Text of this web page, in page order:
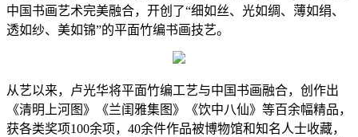
中国书画艺术完美融合，开创了“细如丝、光如绸、薄如绢、
透如纱、美如锦”的平面竹编书画技艺。
从艺以来，卢光华将平面竹编工艺与中国书画融合，创作出
《清明上河图》《兰闺雅集图》《饮中八仙》等百余幅精品，
获各类奖项100余项，40余件作品被博物馆和知名人士收藏，